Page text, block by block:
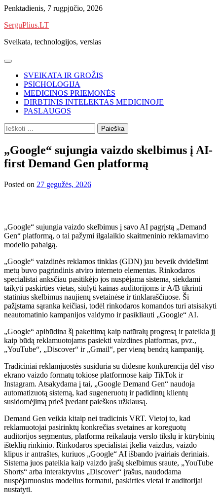
Skip
content
Penktadienis, 7 rugpjūčio, 2026
SerguPlius.LT
Sveikata, technologijos, verslas
SVEIKATA IR GROŽIS
PSICHOLOGIJA
MEDICINOS PRIEMONĖS
DIRBTINIS INTELEKTAS MEDICINOJE
PASLAUGOS
Ieškoti:
„Google“ sujungia vaizdo skelbimus į AI-
first Demand Gen platformą
Posted on 27 gegužės, 2026
„Google“ sujungia vaizdo skelbimus į savo AI pagrįstą „Demand
Gen“ platformą, o tai pažymi ilgalaikio skaitmeninio reklamavimo
modelio pabaigą.
„Google“ vaizdinės reklamos tinklas (GDN) jau beveik dvidešimt
metų buvo pagrindinis atviro interneto elementas. Rinkodaros
specialistai anksčiau pasitikėjo jos nuspėjama sistema, siekdami
taikyti paskirties vietas, siūlyti kainas auditorijoms ir A/B tikrinti
statinius skelbimus naujienų svetainėse ir tinklaraščiuose. Ši
pažįstama sąranka keičiasi, todėl rinkodaros komandos turi atsisakyti
neautomatinio kampanijos valdymo ir pasikliauti „Google“ AI.
„Google“ apibūdina šį pakeitimą kaip natūralų progresą ir pateikia jį
kaip būdą reklamuotojams pasiekti vaizdines platformas, pvz.,
„YouTube“, „Discover“ ir „Gmail“, per vieną bendrą kampaniją.
Tradiciniai reklamjuostės susiduria su didesne konkurencija dėl viso
ekrano vaizdo formatų tokiose platformose kaip TikTok ir
Instagram. Atsakydama į tai, „Google Demand Gen“ naudoja
automatizuotą sistemą, kad sugeneruotų ir padidintų klientų
susidomėjimą prieš įvedant paieškos užklausą.
Demand Gen veikia kitaip nei tradicinis VRT. Vietoj to, kad
reklamuotojai pasirinktų konkrečias svetaines ar koreguotų
auditorijos segmentus, platforma reikalauja verslo tikslų ir kūrybinių
išteklių rinkinio. Rinkodaros specialistai įkelia vaizdus, ​​vaizdo
klipus ir antraštes, kuriuos „Google“ AI išbando įvairiais deriniais.
Sistema juos pateikia kaip vaizdo įrašų skelbimus sraute, „YouTube
Shorts“ arba interaktyvius „Discover“ įrašus, naudodama
nuspėjamuosius modelius formatui, paskirties vietai ir auditorijai
nustatyti.